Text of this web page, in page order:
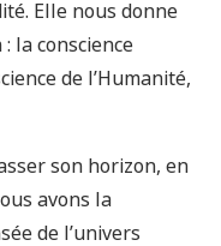
Elle nous donne
la conscience
de l’Humanité,
son horizon, en
avons la
de l’univers